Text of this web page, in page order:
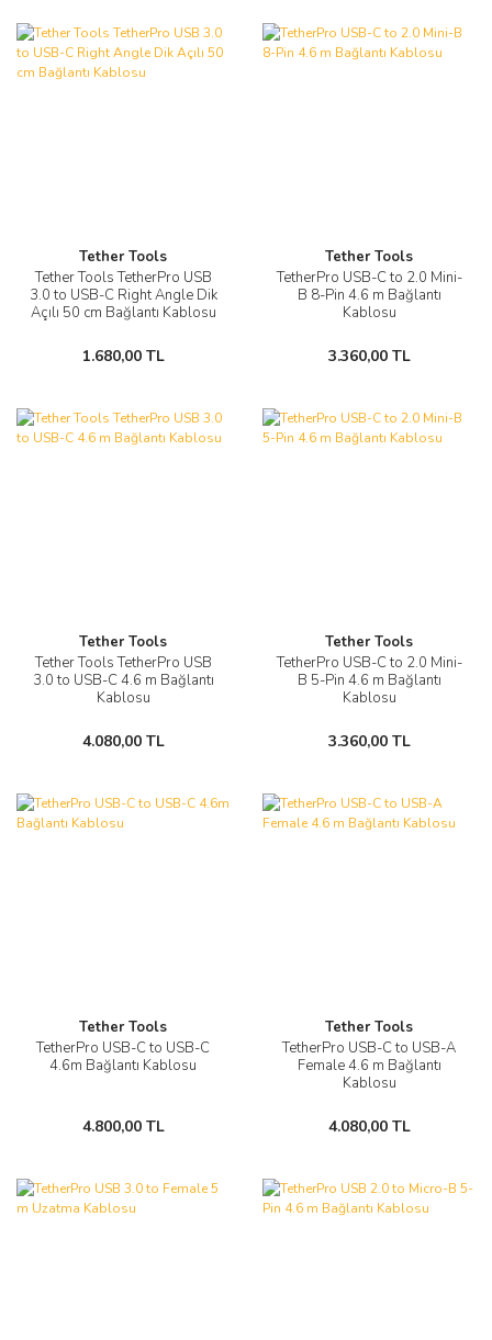
Tether Tools
Tether Tools TetherPro USB
3.0 to USB-C Right Angle Dik
Açılı 50 cm Bağlantı Kablosu
1.680,00 TL
Tether Tools
TetherPro USB-C to 2.0 Mini-
B 8-Pin 4.6 m Bağlantı
Kablosu
3.360,00 TL
Tether Tools
Tether Tools TetherPro USB
3.0 to USB-C 4.6 m Bağlantı
Kablosu
4.080,00 TL
Tether Tools
TetherPro USB-C to 2.0 Mini-
B 5-Pin 4.6 m Bağlantı
Kablosu
3.360,00 TL
Tether Tools
TetherPro USB-C to USB-C
4.6m Bağlantı Kablosu
4.800,00 TL
Tether Tools
TetherPro USB-C to USB-A
Female 4.6 m Bağlantı
Kablosu
4.080,00 TL